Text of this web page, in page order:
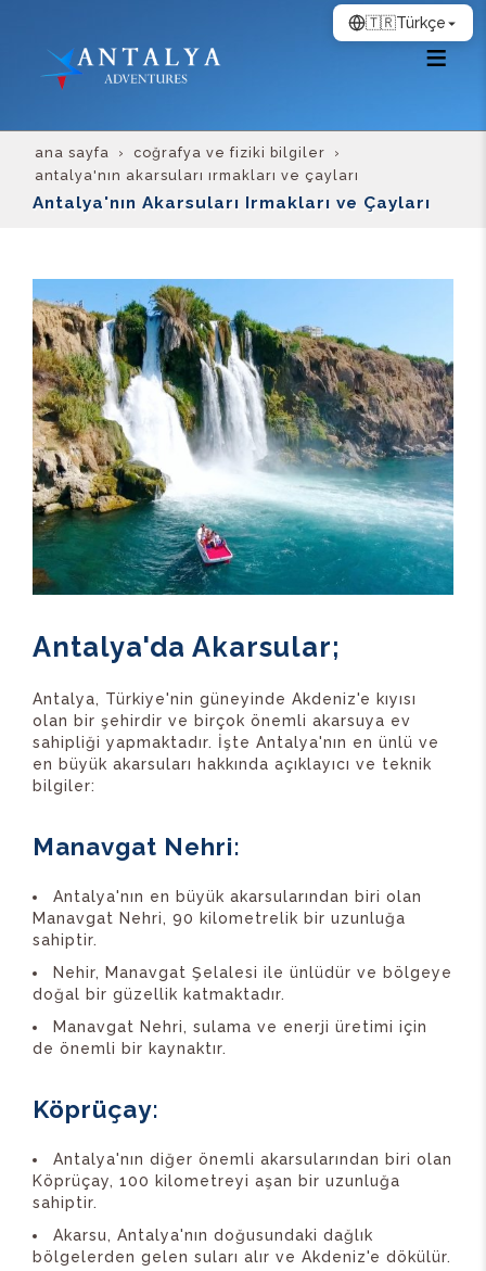
ana sayfa
coğrafya ve fiziki bilgiler
antalya'nın akarsuları irmakları ve çayları
Antalya'nın Akarsuları Irmakları ve Çayları
Antalya'da Akarsular;
Antalya, Türkiye'nin güneyinde Akdeniz'e kıyısı
olan bir şehirdir ve birçok önemli akarsuya ev
sahipliği yapmaktadır. İşte Antalya'nın en ünlü ve
en büyük akarsuları hakkında açıklayıcı ve teknik
bilgiler:
Manavgat Nehri:
Antalya'nın en büyük akarsularından biri olan
Manavgat Nehri, 90 kilometrelik bir uzunluğa
sahiptir.
Nehir, Manavgat Şelalesi ile ünlüdür ve bölgeye
doğal bir güzellik katmaktadır.
Manavgat Nehri, sulama ve enerji üretimi için
de önemli bir kaynaktır.
Köprüçay:
Antalya'nın diğer önemli akarsularından biri olan
Köprüçay, 100 kilometreyi aşan bir uzunluğa
sahiptir.
Akarsu, Antalya'nın doğusundaki dağlık
bölgelerden gelen suları alır ve Akdeniz'e dökülür.
🇹🇷Türkçe